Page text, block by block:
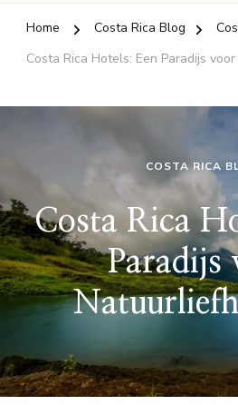
Home Costa Rica Blog
Costa Rica Hotels: Een Paradijs
COSTA RICA
Costa Rica
Paradijs